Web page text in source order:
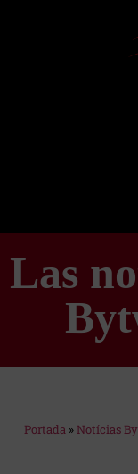
Las
Portada »Notícias